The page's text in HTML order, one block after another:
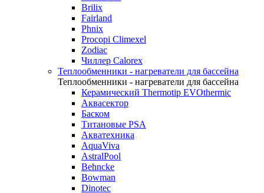
Brilix
Fairland
Phnix
Procopi Climexel
Zodiac
Чиллер Calorex
Теплообменники - нагреватели для бассейна
Теплообменники - нагреватели для бассейна
Керамический Thermotip EVOthermic
Аквасектор
Баском
Титановые PSA
Акватехника
AquaViva
AstralPool
Behncke
Bowman
Dinotec